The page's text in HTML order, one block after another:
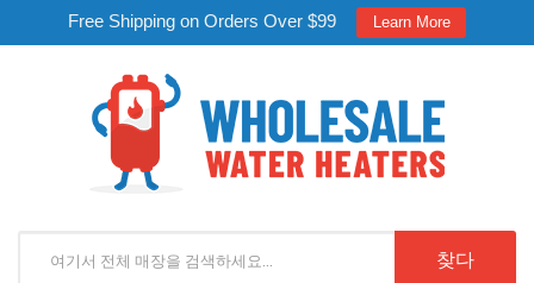
Free Shipping on Orders Over $99 Learn More
찾다